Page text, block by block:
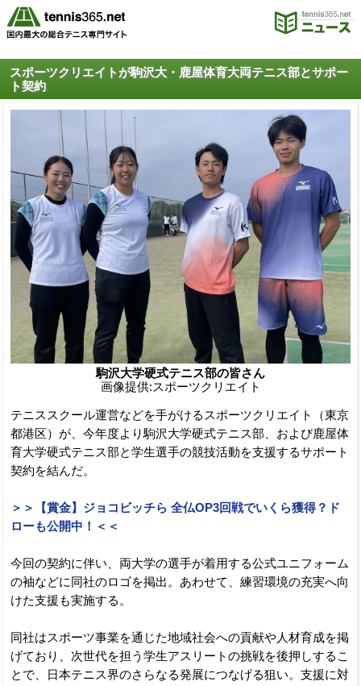
スポーツクリエイトが駒沢大・鹿屋体育大両テニス部とサポー
ト契約
駒沢大学硬式テニス部の皆さん
画像提供:スポーツクリエイト
テニススクール運営などを手がけるスポーツクリエイト（東京
都港区）が、今年度より駒沢大学硬式テニス部、および鹿屋体
育大学硬式テニス部と学生選手の競技活動を支援するサポート
契約を結んだ。
＞＞【賞金】ジョコビッチら 全仏OP3回戦でいくら獲得？ド
ローも公開中！＜＜
今回の契約に伴い、両大学の選手が着用する公式ユニフォーム
の袖などに同社のロゴを掲出。あわせて、練習環境の充実へ向
けた支援も実施する。
同社はスポーツ事業を通じた地域社会への貢献や人材育成を掲
げており、次世代を担う学生アスリートの挑戦を後押しするこ
とで、日本テニス界のさらなる発展につなげる狙い。支援に対